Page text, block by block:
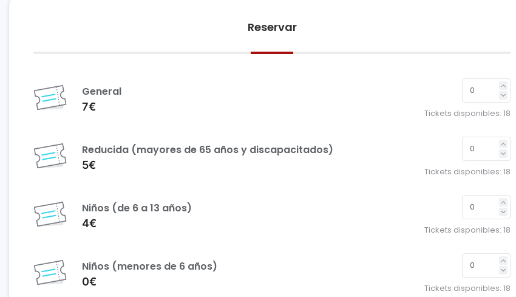
Reservar
General
7€
Tickets disponibles: 18
Reducida (mayores de 65 años y discapacitados)
5€
Tickets disponibles: 18
Niños (de 6 a 13 años)
4€
Tickets disponibles: 18
Niños (menores de 6 años)
0€
Tickets disponibles: 18